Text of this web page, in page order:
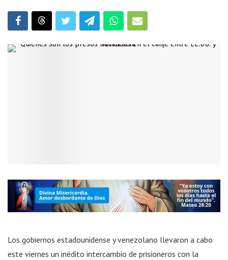
Los gobiernos estadounidense y venezolano llevaron a cabo
este viernes un inédito intercambio de prisioneros con la